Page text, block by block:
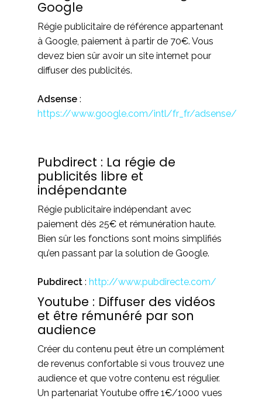
Google
Régie publicitaire de référence appartenant
à Google, paiement à partir de 70€. Vous
devez bien sûr avoir un site internet pour
diffuser des publicités.
Adsense :
https://www.google.com/intl/fr_fr/adsense/
Pubdirect : La régie de
publicités libre et
indépendante
Régie publicitaire indépendant avec
paiement dès 25€ et rémunération haute.
Bien sûr les fonctions sont moins simplifiés
qu’en passant par la solution de Google.
Pubdirect : http://www.pubdirecte.com/
Youtube : Diffuser des vidéos
et être rémunéré par son
audience
Créer du contenu peut être un complément
de revenus confortable si vous trouvez une
audience et que votre contenu est régulier.
Un partenariat Youtube offre 1€/1000 vues